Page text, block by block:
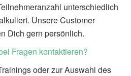
unterschiedlich
Unsere Customer
Dich gern persönlich.
Fragen kontaktieren?
oder zur Auswahl des